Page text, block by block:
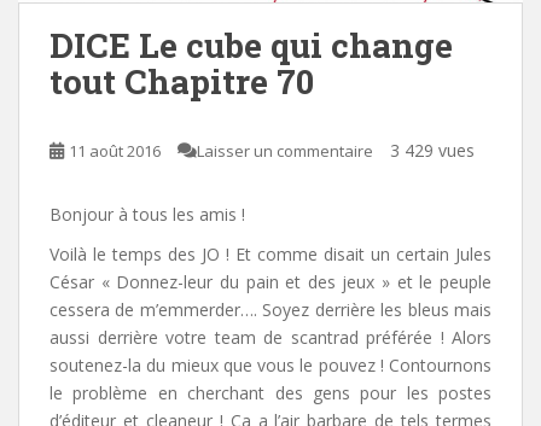
DICE Le cube qui change
tout Chapitre 70
11 août 2016 Laisser un commentaire 3 429 vues
Bonjour à tous les amis !
Voilà le temps des JO ! Et comme disait un certain Jules
César « Donnez-leur du pain et des jeux » et le peuple
cessera de m’emmerder…. Soyez derrière les bleus mais
aussi derrière votre team de scantrad préférée ! Alors
soutenez-la du mieux que vous le pouvez ! Contournons
le problème en cherchant des gens pour les postes
d’éditeur et cleaneur! Ça a l’air barbare de tels termes